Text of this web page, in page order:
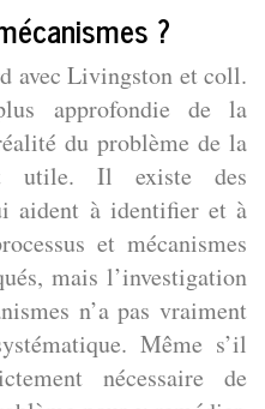
?
avec Livingston et coll.
approfondie de la
du problème de la
utile. Il existe des
aident à identifier et à
et mécanismes
mais l’investigation
n’a pas vraiment
Même s’il
nécessaire de